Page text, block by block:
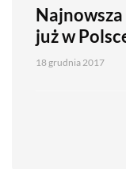
już w
18 grudnia 2017